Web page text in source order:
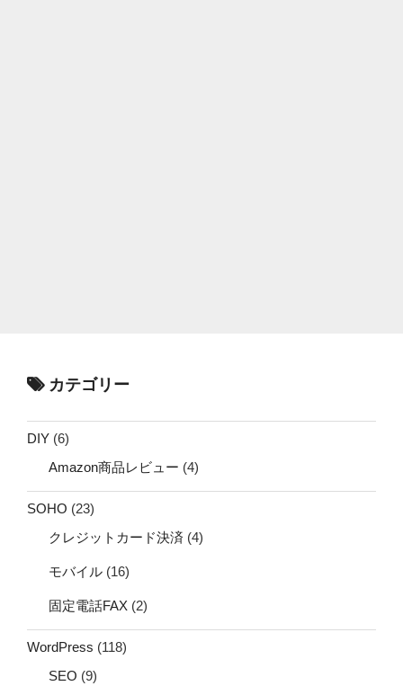
カテゴリー
DIY (6)
Amazon商品レビュー (4)
SOHO (23)
クレジットカード決済 (4)
モバイル (16)
固定電話FAX (2)
WordPress (118)
SEO (9)